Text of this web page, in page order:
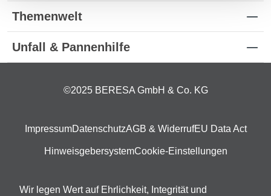
Themenwelt
Unfall & Pannenhilfe
©2025 BERESA GmbH & Co. KG
ImpressumDatenschutzAGB & WiderrufEU Data Act
HinweisgebersystemCookie-Einstellungen
Wir legen Wert auf Ehrlichkeit, Integrität und